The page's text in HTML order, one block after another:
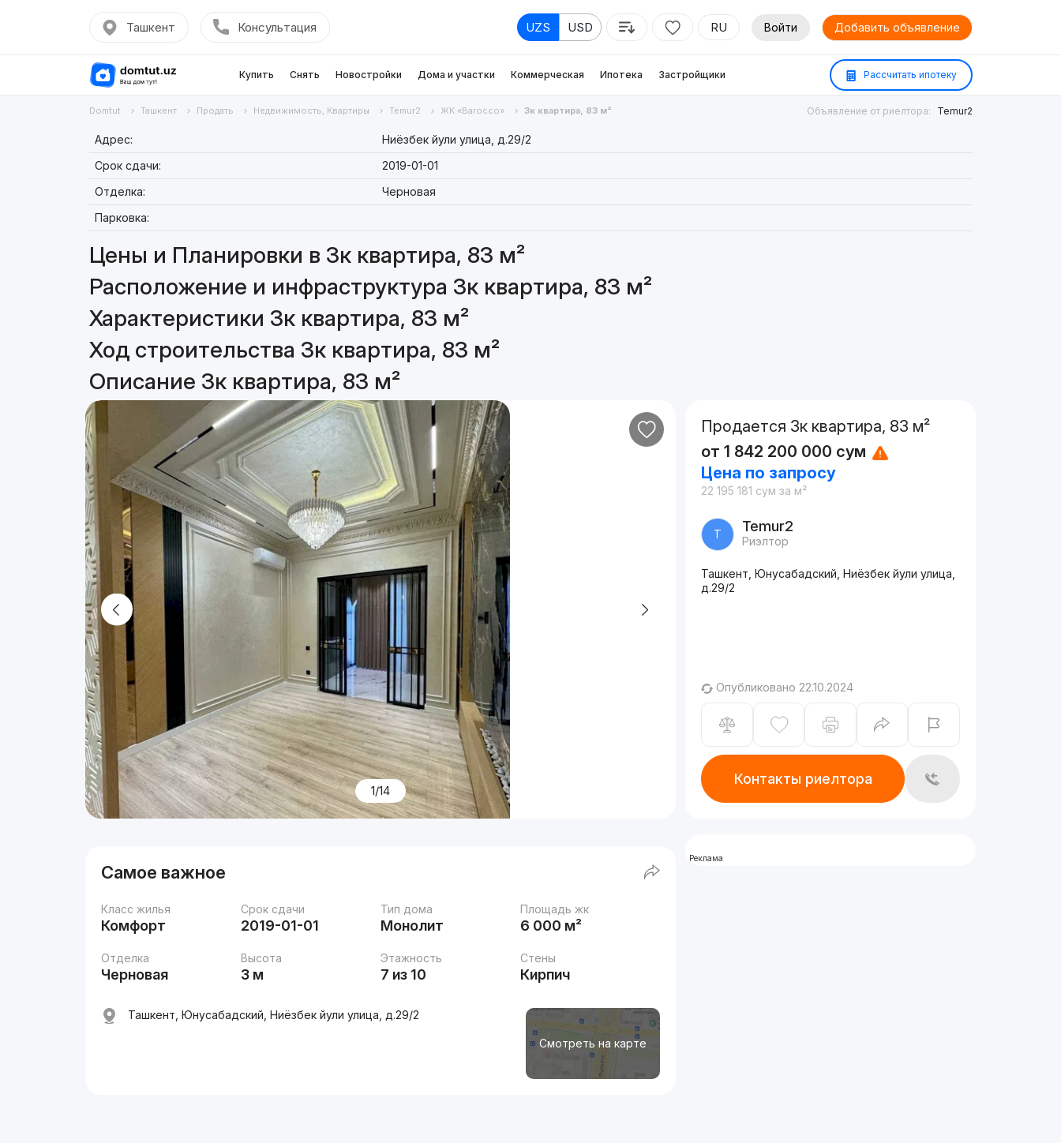
Ташкент Консультация UZS USD RU Войти Добавить объявление
Купить Снять Новостройки Дома и участки Коммерческая Ипотека Застройщики Рассчитать ипотеку
Domtut Ташкент Продать Недвижимость, Квартиры Temur2 ЖК «Barocco» 3к квартира, 83 м² Объявление от риелтора: Temur2
Адрес:
Ниёзбек йули улица, д.29/2
Срок сдачи:
2019-01-01
Отделка:
Черновая
Парковка:
Цены и Планировки в 3к квартира, 83 м²
Расположение и инфраструктура 3к квартира, 83 м²
Характеристики 3к квартира, 83 м²
Ход строительства 3к квартира, 83 м²
Описание 3к квартира, 83 м²
1/14
Самое важное
Класс жилья
Комфорт
Срок сдачи
2019-01-01
Тип дома
Монолит
Площадь жк
6 000 м²
Отделка
Черновая
Высота
3 м
Этажность
7 из 10
Стены
Кирпич
Смотреть на карте
Ташкент, Юнусабадский, Ниёзбек йули улица, д.29/2
Продается 3к квартира, 83 м²
от 1 842 200 000 сум
Цена по запросу
22 195 181 сум за м²
T Temur2
Риэлтор
Ташкент, Юнусабадский, Ниёзбек йули улица,
д.29/2
Опубликовано 22.10.2024
Контакты риелтора
Реклама